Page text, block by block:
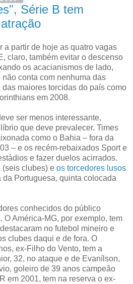
Série B tem
a partir de hoje as quatro vagas
claro, também evitar o descenso
os acacianismos de lado,
conta com nenhuma das
maiores torcidas do país como
em 2008.
ser menos interessante,
que deve prevalecer. Times
como o Bahia – fora da
– e os recém-rebaixados Sport e
e fazer duelos acirrados.
(seis clubes) e os torcedores lusos
Portuguesa, quinta colocada
conhecidos do público
O América-MG, por exemplo, tem
no futebol mineiro e
clubes daqui e de fora. O
ex-Filho do Vento, tem a
32, no ataque e de Evanílson,
goleiro de 39 anos campeão
em 2001, tem na reserva o ex-